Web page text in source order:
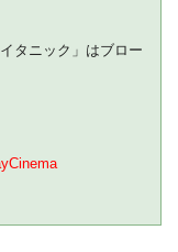
タニック」はブロー